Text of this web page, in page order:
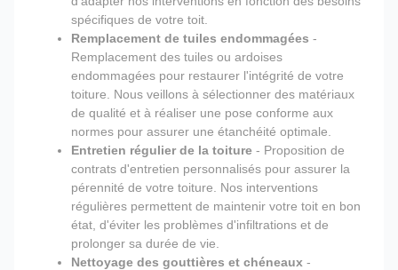
spécifiques de votre toit.
Remplacement de tuiles endommagées -
Remplacement des tuiles ou ardoises
endommagées pour restaurer l'intégrité de votre
toiture. Nous veillons à sélectionner des matériaux
de qualité et à réaliser une pose conforme aux
normes pour assurer une étanchéité optimale.
Entretien régulier de la toiture - Proposition de
contrats d'entretien personnalisés pour assurer la
pérennité de votre toiture. Nos interventions
régulières permettent de maintenir votre toit en bon
état, d'éviter les problèmes d'infiltrations et de
prolonger sa durée de vie.
Nettoyage des gouttières et chéneaux -